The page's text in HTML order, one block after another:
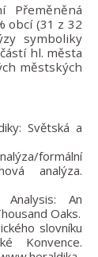
Přeměněná
obcí (31 z 32
symboliky
hl. města
městských
Světská a
formální
analýza.
Analysis: An
Oaks.
slovníku
Konvence.